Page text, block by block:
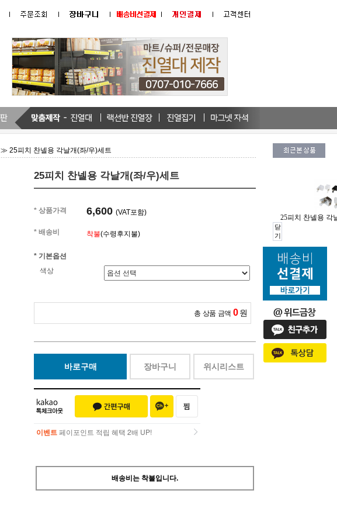
25피치 찬넬용 각
닫
기
≫ 25피치 찬넬용 각날개(좌/우)세트
25피치 찬넬용 각날개(좌/우)세트
* 상품가격 6,600 (VAT포함)
* 배송비 착불(수령후지불)
* 기본옵션
색상
총 상품 금액 0 원
바로구매 장바구니 위시리스트
이벤트 페이포인트 적립 혜택 2배 UP!
배송비는 착불입니다.